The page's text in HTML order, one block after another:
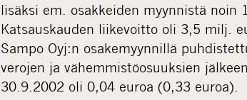
lisäksi em. osakkeiden myynnistä noin
Katsauskauden liikevoitto oli 3,5 milj.
Sampo Oyj:n osakemyynnillä
verojen ja vähemmistöosuuksien
30.9.2002 oli 0,04 euroa (0,33 euroa).